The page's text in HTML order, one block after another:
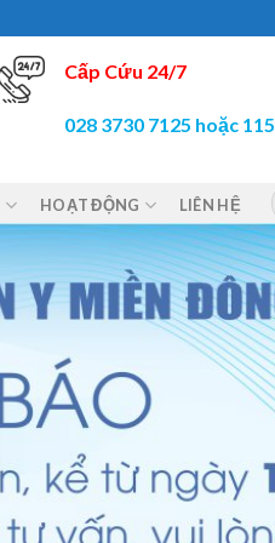
Cấp Cứu 24/7
028 3730 7125 hoặc 115
HOẠT ĐỘNG LIÊN HỆ